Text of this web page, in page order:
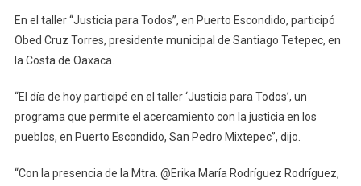
“Justicia
Para
De
Tetepec
En el taller “Justicia para Todos”, en Puerto Escondido, participó
Obed Cruz Torres, presidente municipal de Santiago Tetepec, en
la Costa de Oaxaca.
“El día de hoy participé en el taller ‘Justicia para Todos’, un
programa que permite el acercamiento con la justicia en los
pueblos, en Puerto Escondido, San Pedro Mixtepec”, dijo.
“Con la presencia de la Mtra. @Erika María Rodríguez Rodríguez,